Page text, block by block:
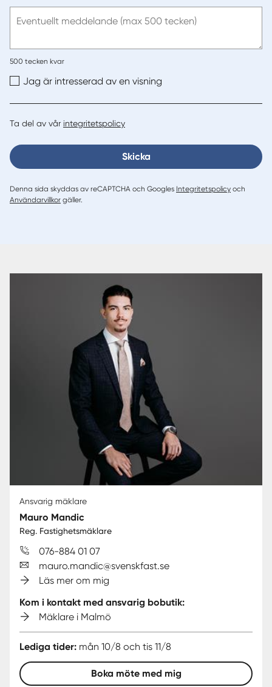
post
Eventuellt meddelande (max 500 tecken)
500 tecken kvar
Jag är intresserad av en visning
Ta del av vår integritetspolicy
Skicka
Denna sida skyddas av reCAPTCHA och Googles Integritetspolicy och
Användarvillkor gäller.
Ansvarig mäklare
Mauro Mandic
Reg. Fastighetsmäklare
076-884 01 07
mauro.mandic@svenskfast.se
Läs mer om mig
Kom i kontakt med ansvarig bobutik:
Mäklare i Malmö
Lediga tider: mån 10/8 och tis 11/8
Boka möte med mig